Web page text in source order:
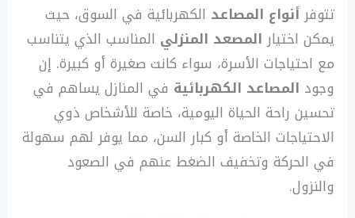
تتوفر أنواع المصاعد الكهربائية في السوق، حيث
يمكن اختيار المصعد المنزلي المناسب الذي يتناسب
مع احتياجات الأسرة، سواء كانت صغيرة أو كبيرة. إن
وجود المصاعد الكهربائية في المنازل يساهم في
تحسين راحة الحياة اليومية، خاصة للأشخاص ذوي
الاحتياجات الخاصة أو كبار السن، مما يوفر لهم سهولة
في الحركة وتخفيف الضغط عنهم في الصعود
والنزول.